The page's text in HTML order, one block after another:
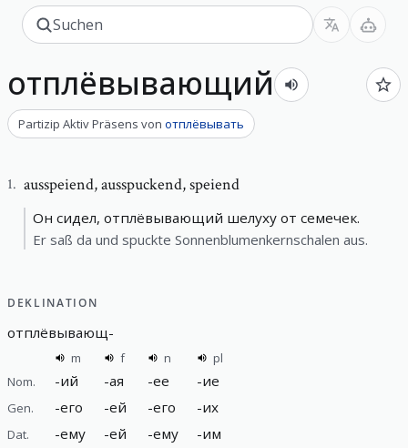
отплёвывающий
Partizip Aktiv Präsens von отплёвывать
1. ausspeiend,ausspuckend, speiend
Он сидел, отплёвывающий шелуху от семечек.
Er saß da und spuckte Sonnenblumenkernschalen aus.
DEKLINATION
отплёвывающ-
m f n
pl
Nom.
-ий -ая -ее -ие
Gen. -его -ей -его -их
Dat. -ему -ей -ему -им